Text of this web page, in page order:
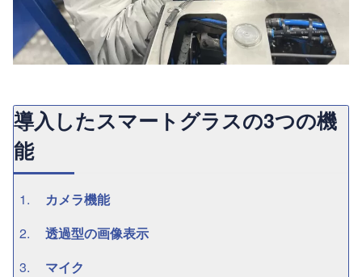
導入したスマートグラスの3つの機
能
カメラ機能
透過型の画像表示
マイク